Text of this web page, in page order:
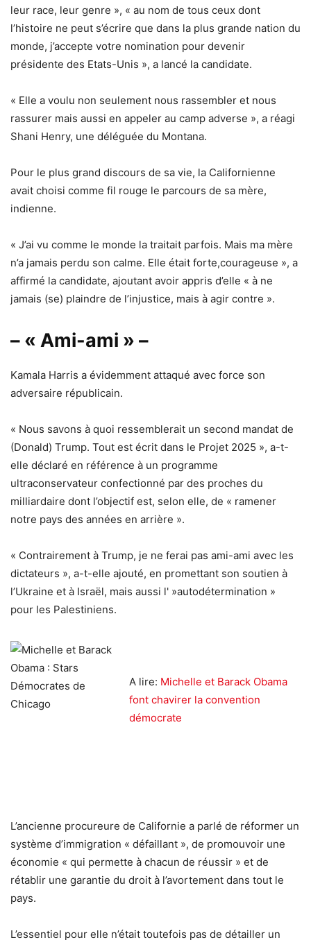
leur race, leur genre », « au nom de tous ceux dont
l’histoire ne peut s’écrire que dans la plus grande nation du
monde, j’accepte votre nomination pour devenir
présidente des Etats-Unis », a lancé la candidate.
« Elle a voulu non seulement nous rassembler et nous
rassurer mais aussi en appeler au camp adverse », a réagi
Shani Henry, une déléguée du Montana.
Pour le plus grand discours de sa vie, la Californienne
avait choisi comme fil rouge le parcours de sa mère,
indienne.
« J’ai vu comme le monde la traitait parfois. Mais ma mère
n’a jamais perdu son calme. Elle était forte,courageuse », a
affirmé la candidate, ajoutant avoir appris d’elle « à ne
jamais (se) plaindre de l’injustice, mais à agir contre ».
– « Ami-ami » –
Kamala Harris a évidemment attaqué avec force son
adversaire républicain.
« Nous savons à quoi ressemblerait un second mandat de
(Donald) Trump. Tout est écrit dans le Projet 2025 », a-t-
elle déclaré en référence à un programme
ultraconservateur confectionné par des proches du
milliardaire dont l’objectif est, selon elle, de « ramener
notre pays des années en arrière ».
« Contrairement à Trump, je ne ferai pas ami-ami avec les
dictateurs », a-t-elle ajouté, en promettant son soutien à
l’Ukraine et à Israël, mais aussi l' »autodétermination »
pour les Palestiniens.
A lire: Michelle et Barack Obama
font chavirer la convention
démocrate
L’ancienne procureure de Californie a parlé de réformer un
système d’immigration « défaillant », de promouvoir une
économie « qui permette à chacun de réussir » et de
rétablir une garantie du droit à l’avortement dans tout le
pays.
L’essentiel pour elle n’était toutefois pas de détailler un